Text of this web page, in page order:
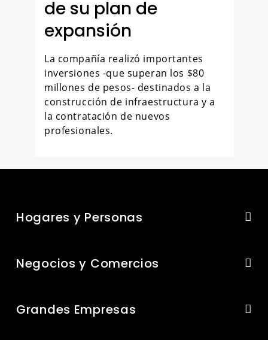
de su plan de
expansión
La compañía realizó importantes
inversiones -que superan los $80
millones de pesos- destinados a la
construcción de infraestructura y a
la contratación de nuevos
profesionales.
Hogares y Personas
Negocios y Comercios
Grandes Empresas